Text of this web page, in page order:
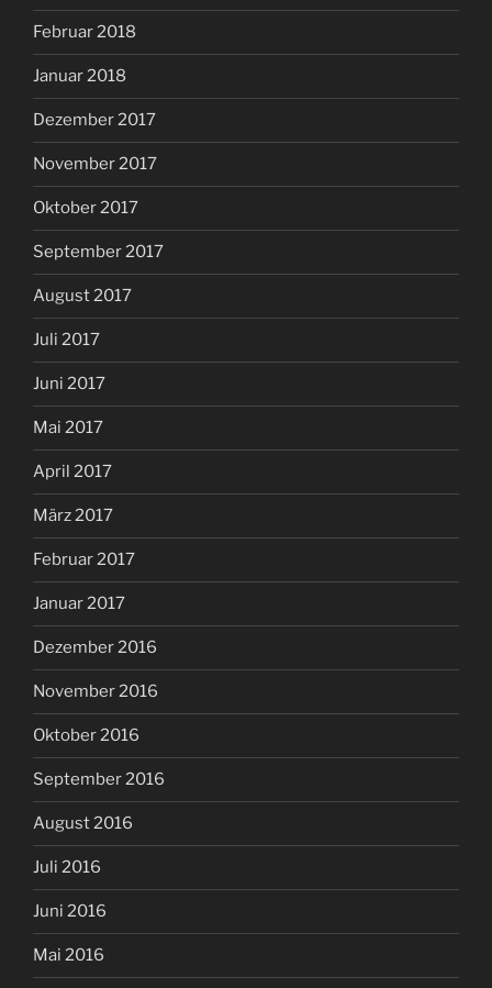
Februar 2018
Januar 2018
Dezember 2017
November 2017
Oktober 2017
September 2017
August 2017
Juli 2017
Juni 2017
Mai 2017
April 2017
März 2017
Februar 2017
Januar 2017
Dezember 2016
November 2016
Oktober 2016
September 2016
August 2016
Juli 2016
Juni 2016
Mai 2016